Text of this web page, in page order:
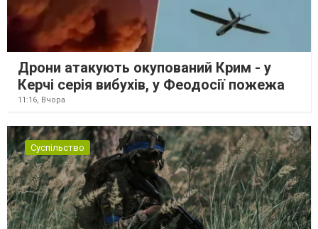
Дрони атакують окупований Крим - у
Керчі серія вибухів, у Феодосії пожежа
11:16, Вчора
Суспільство